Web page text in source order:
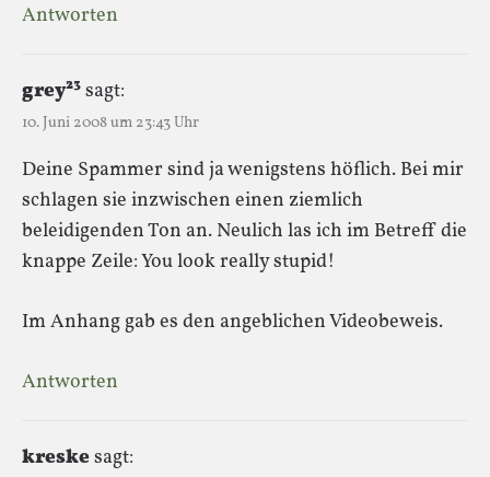
Antworten
grey²³sagt:
10. Juni 2008 um 23:43 Uhr
Deine Spammer sind ja wenigstens höflich. Bei mir
schlagen sie inzwischen einen ziemlich
beleidigenden Ton an. Neulich las ich im Betreff die
knappe Zeile: You look really stupid!
Im Anhang gab es den angeblichen Videobeweis.
Antworten
kreskesagt: